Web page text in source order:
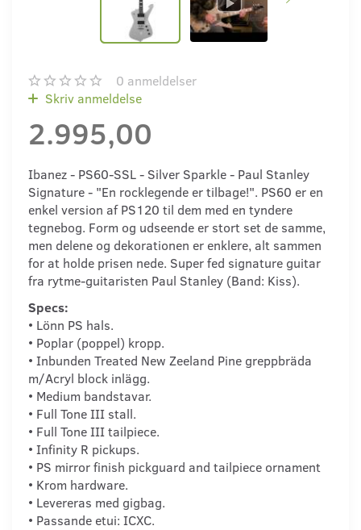
0 anmeldelser
Skriv anmeldelse
2.995,00
Ibanez - PS60-SSL - Silver Sparkle - Paul Stanley
Signature - "En rocklegende er tilbage!". PS60 er en
enkel version af PS120 til dem med en tyndere
tegnebog. Form og udseende er stort set de samme,
men delene og dekorationen er enklere, alt sammen
for at holde prisen nede. Super fed signature guitar
fra rytme-guitaristen Paul Stanley (Band: Kiss).
Specs:
• Lönn PS hals.
• Poplar (poppel) kropp.
• Inbunden Treated New Zeeland Pine greppbräda
m/Acryl block inlägg.
• Medium bandstavar.
• Full Tone III stall.
• Full Tone III tailpiece.
• Infinity R pickups.
• PS mirror finish pickguard and tailpiece ornament
• Krom hardware.
• Levereras med gigbag.
• Passande etui: ICXC.